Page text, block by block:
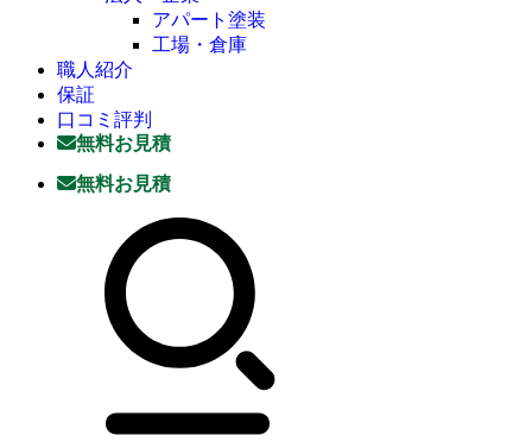
アパート塗装
工場・倉庫
職人紹介
保証
口コミ評判
無料お見積
無料お見積